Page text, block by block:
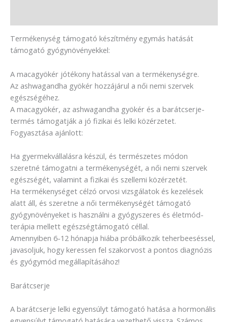
Termékenység támogató készítmény egymás hatását
támogató gyógynövényekkel:
A macagyökér jótékony hatással van a termékenységre.
Az ashwagandha gyökér hozzájárul a női nemi szervek
egészségéhez.
A macagyökér, az ashwagandha gyökér és a barátcserje-
termés támogatják a jó fizikai és lelki közérzetet.
Fogyasztása ajánlott:
Ha gyermekvállalásra készül, és természetes módon
szeretné támogatni a termékenységét, a női nemi szervek
egészségét, valamint a fizikai és szellemi közérzetét.
Ha termékenységet célzó orvosi vizsgálatok és kezelések
alatt áll, és szeretne a női termékenységét támogató
gyógynövényeket is használni a gyógyszeres és életmód-
terápia mellett egészségtámogató céllal.
Amennyiben 6-12 hónapja hiába próbálkozik teherbeeséssel,
javasoljuk, hogy keressen fel szakorvost a pontos diagnózis
és gyógymód megállapításához!
Barátcserje
A barátcserje lelki egyensúlyt támogató hatása a hormonális